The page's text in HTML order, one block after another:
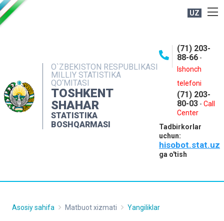
UZ
O`ZBEKISTON RESPUBLIKASI
MILLIY STATISTIKA
QO‘MITASI
TOSHKENT
SHAHAR
STATISTIKA
BOSHQARMASI
(71) 203-
88-66 -
Ishonch
telefoni
(71) 203-
80-03 - Call
Center
Tadbirkorlar
uchun:
hisobot.stat.uz
ga o'tish
NASHRLAR
INTERAKTIV XIZMATLAR
MATBUOT XIZMATI
MUROJAATLAR
Asosiy sahifa Matbuot xizmati Yangiliklar